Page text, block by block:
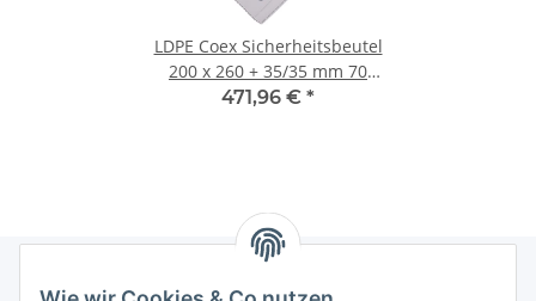
LDPE Coex Sicherheitsbeutel
200 x 260 + 35/35 mm 70
my, 500 Stk/Krt
471,96 € *